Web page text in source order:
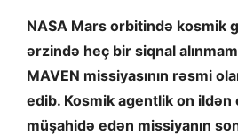
NASA Mars orbitində kosmik
ərzində heç bir siqnal
MAVEN missiyasının rəsmi
edib. Kosmik agentlik on
müşahidə edən missiyanın